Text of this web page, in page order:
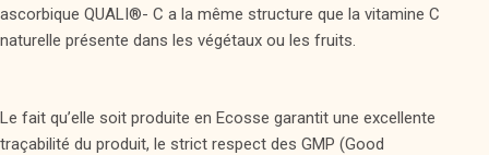
ascorbique QUALI®- C a la même structure que la vitamine C
naturelle présente dans les végétaux ou les fruits.
Le fait qu’elle soit produite en Ecosse garantit une excellente
traçabilité du produit, le strict respect des GMP (Good